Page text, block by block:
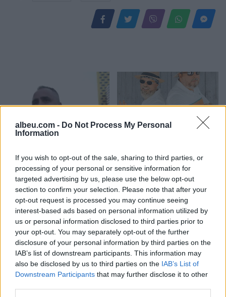
albeu.com - Do Not Process My Personal
Information
If you wish to opt-out of the sale, sharing to third parties, or
processing of your personal or sensitive information for
targeted advertising by us, please use the below opt-out
section to confirm your selection. Please note that after your
opt-out request is processed you may continue seeing
interest-based ads based on personal information utilized by
us or personal information disclosed to third parties prior to
your opt-out. You may separately opt-out of the further
disclosure of your personal information by third parties on the
IAB’s list of downstream participants. This information may
also be disclosed by us to third parties on the IAB’s List of
Downstream Participants that may further disclose it to other
Sheshin Skënderbej,
emigranti: Shqiptarët
meritojnë meritokraci dhe
një qeveri europiane
kundërshtojnë kufirin për
muzikën: “O Rama, kaq
shumë do ta shpopullosh
vendin? Keq e më keq!”
Kuvendi i Kosovës nuk
konstituohet, seanca
shtyhet për të shtunën
Korçë, automjeti godet një
82-vjeçare teksa kalonte
rrugën